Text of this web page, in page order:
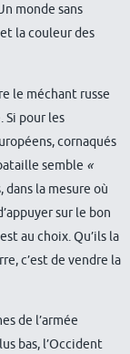
monde sans
la couleur des
le méchant russe
Si pour les
cornaqués
semble «
la mesure où
sur le bon
au choix. Qu’ils la
c’est de vendre la
de l’armée
bas, l’Occident